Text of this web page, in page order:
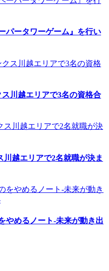
パータワーゲーム』を行い
ス川越エリアで3名の資格合
川越エリアで2名就職が決ま
やめるノート-未来が動き出